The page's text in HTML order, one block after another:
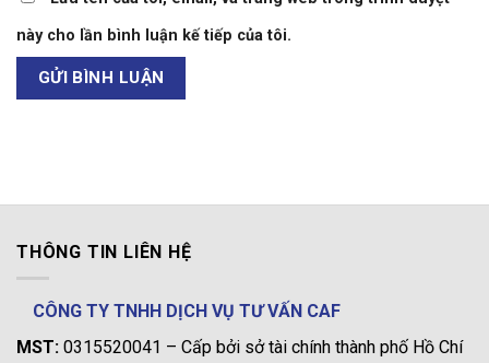
này cho lần bình luận kế tiếp của tôi.
THÔNG TIN LIÊN HỆ
CÔNG TY TNHH DỊCH VỤ TƯ VẤN CAF
MST: 0315520041 – Cấp bởi sở tài chính thành phố Hồ Chí